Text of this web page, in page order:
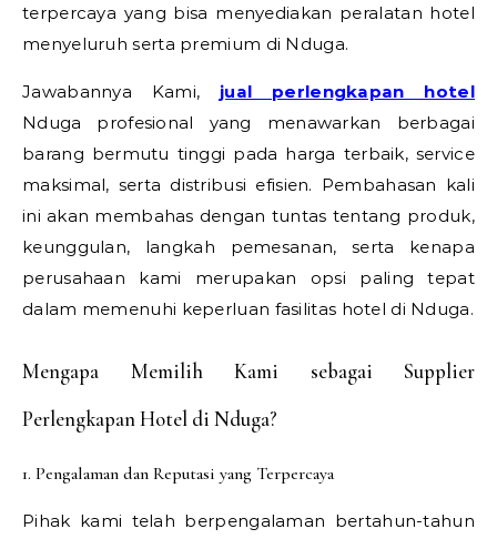
terpercaya yang bisa menyediakan peralatan hotel
menyeluruh serta premium di Nduga.
Jawabannya Kami, jual perlengkapan hotel
Nduga profesional yang menawarkan berbagai
barang bermutu tinggi pada harga terbaik, service
maksimal, serta distribusi efisien. Pembahasan kali
ini akan membahas dengan tuntas tentang produk,
keunggulan, langkah pemesanan, serta kenapa
perusahaan kami merupakan opsi paling tepat
dalam memenuhi keperluan fasilitas hotel di Nduga.
Mengapa Memilih Kami sebagai Supplier
Perlengkapan Hotel di Nduga?
1. Pengalaman dan Reputasi yang Terpercaya
Pihak kami telah berpengalaman bertahun-tahun